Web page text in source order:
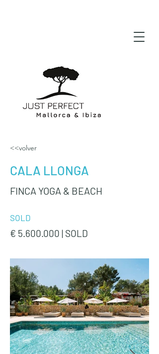
<<volver
CALA LLONGA
FINCA YOGA & BEACH
SOLD
€ 5.600.000 | SOLD